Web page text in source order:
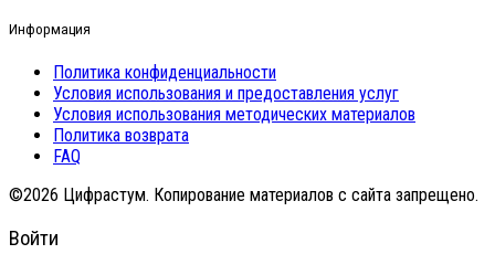
Информация
Политика конфиденциальности
Условия использования и предоставления услуг
Условия использования методических материалов
Политика возврата
FAQ
©2026 Цифрастум. Копирование материалов с сайта запрещено.
Войти